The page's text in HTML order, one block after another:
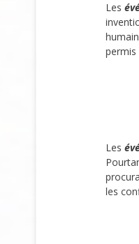
Les
permis
Les
les